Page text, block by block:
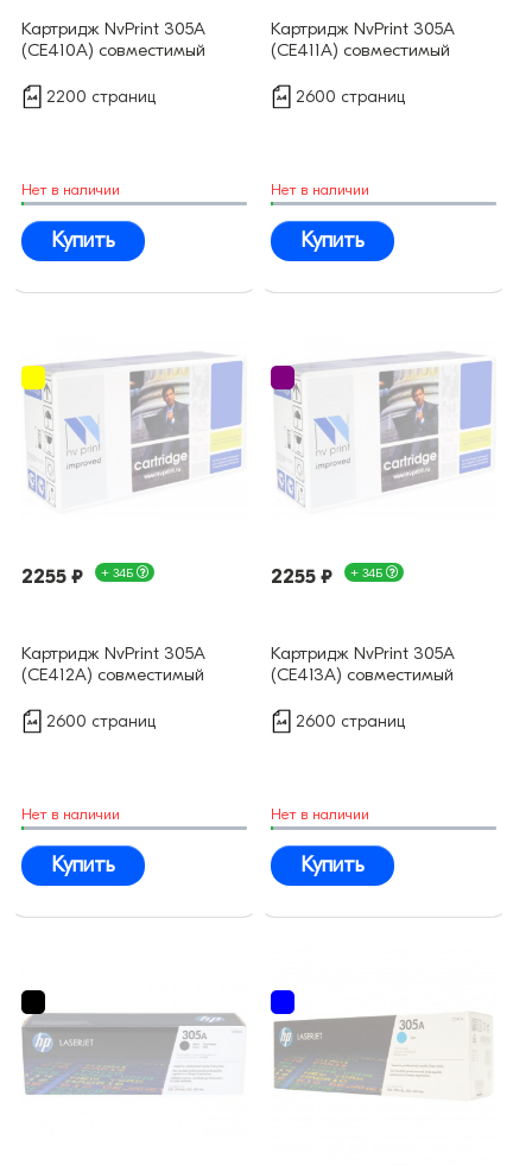
Картридж NvPrint 305А
(CE410A) совместимый
2200 страниц
Нет в наличии
Купить
Картридж NvPrint 305А
(CE411A) совместимый
2600 страниц
Нет в наличии
Купить
2255 ₽ + 34Б
Картридж NvPrint 305А
(CE412A) совместимый
2600 страниц
Нет в наличии
Купить
2255 ₽ + 34Б
Картридж NvPrint 305А
(CE413A) совместимый
2600 страниц
Нет в наличии
Купить